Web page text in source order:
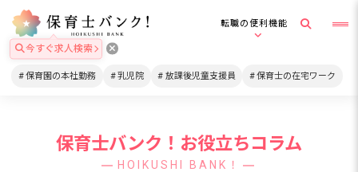
転職の便利機能
今すぐ求人検索
保育園の本社勤務 乳児院 放課後児童支援員 保育士の在宅ワーク
保育士バンク！お役立ちコラム
HOIKUSHI BANK！